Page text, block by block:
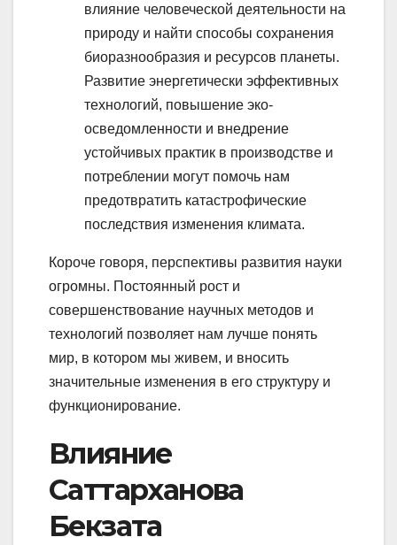
влияние человеческой деятельности на
природу и найти способы сохранения
биоразнообразия и ресурсов планеты.
Развитие энергетически эффективных
технологий, повышение эко-
осведомленности и внедрение
устойчивых практик в производстве и
потреблении могут помочь нам
предотвратить катастрофические
последствия изменения климата.
Короче говоря, перспективы развития науки
огромны. Постоянный рост и
совершенствование научных методов и
технологий позволяет нам лучше понять
мир, в котором мы живем, и вносить
значительные изменения в его структуру и
функционирование.
Влияние
Саттарханова
Бекзата